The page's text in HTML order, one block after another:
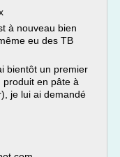
à nouveau bien
eu des TB
bientôt un premier
en pâte à
je lui ai demandé